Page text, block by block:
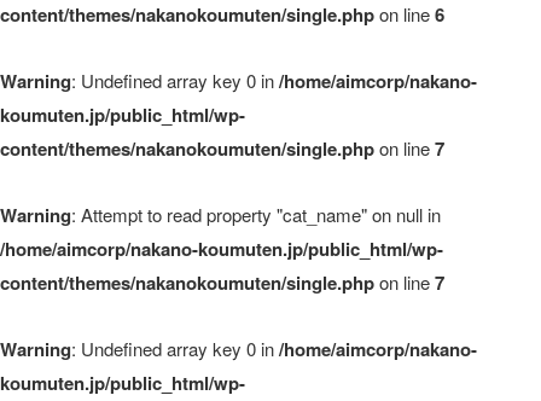
content/themes/nakanokoumuten/single.phpon line6
Warning: Undefined array key 0 in/home/aimcorp/nakano-
koumuten.jp/public_html/wp-
content/themes/nakanokoumuten/single.phpon line7
Warning: Attempt to read property "cat_name" on null in
/home/aimcorp/nakano-koumuten.jp/public_html/wp-
content/themes/nakanokoumuten/single.phpon line7
Warning: Undefined array key 0 in/home/aimcorp/nakano-
koumuten.jp/public_html/wp-